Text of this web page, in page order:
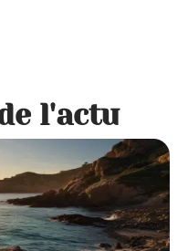
l'actu